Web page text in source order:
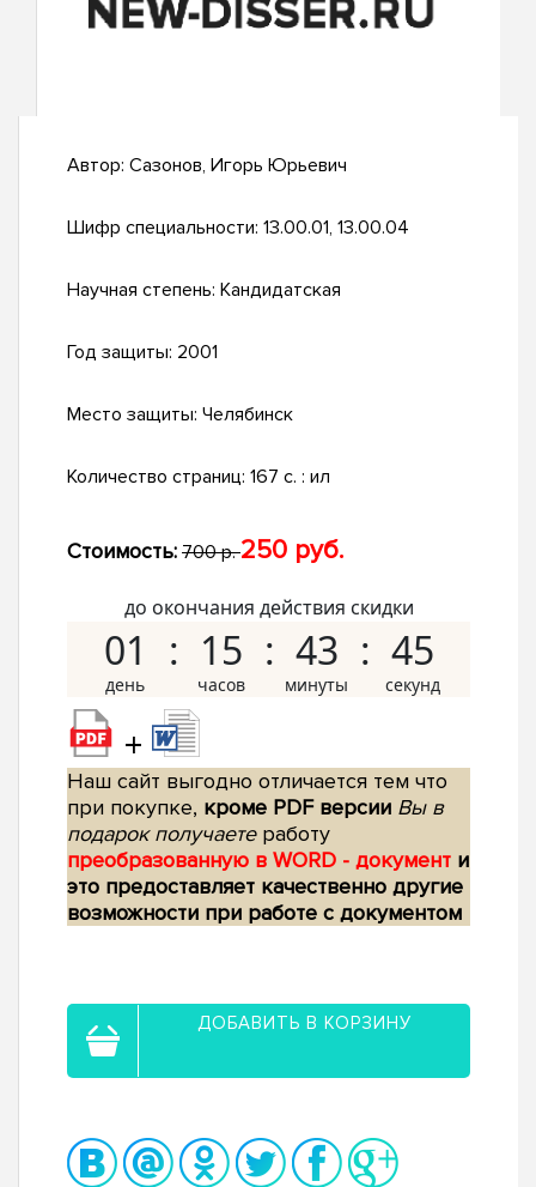
Автор: Сазонов, Игорь Юрьевич
Шифр специальности: 13.00.01, 13.00.04
Научная степень: Кандидатская
Год защиты: 2001
Место защиты: Челябинск
Количество страниц: 167 с. : ил
Стоимость: 700 р.250 руб.
до окончания действия скидки
01 15 43 44
+
Наш сайт выгодно отличается тем что
при покупке, кроме PDF версии Вы в
подарок получаетеработу
преобразованную в WORD - документ и
это предоставляет качественно другие
возможности при работе с документом
ДОБАВИТЬ В КОРЗИНУ